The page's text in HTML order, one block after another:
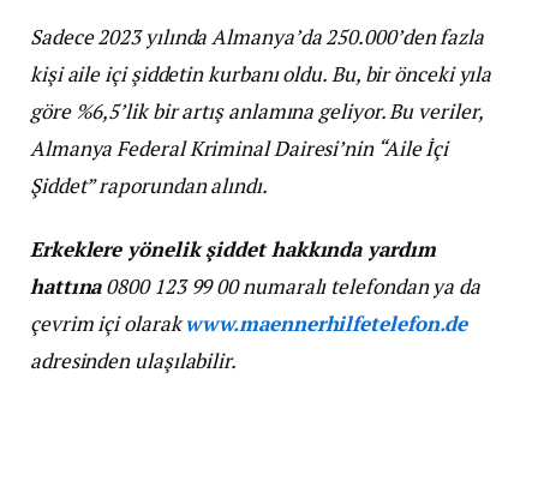
Sadece 2023 yılında Almanya’da 250.000’den fazla
kişi aile içi şiddetin kurbanı oldu. Bu, bir önceki yıla
göre %6,5’lik bir artış anlamına geliyor. Bu veriler,
Almanya Federal Kriminal Dairesi’nin “Aile İçi
Şiddet” raporundan alındı.
Erkeklere yönelik şiddet hakkında yardım
hattına0800 123 99 00 numaralı telefondan ya da
çevrim içi olarakwww.maennerhilfetelefon.de
adresinden ulaşılabilir.